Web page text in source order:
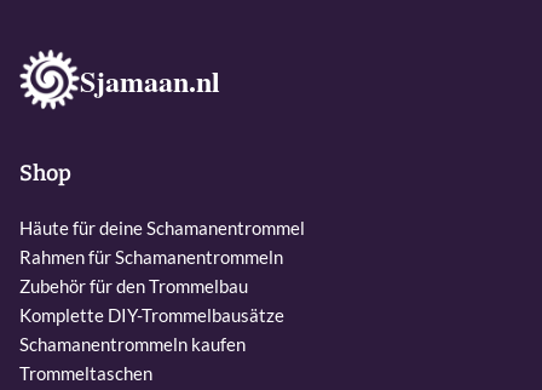
Sjamaan.nl
Shop
Häute für deine Schamanentrommel
Rahmen für Schamanentrommeln
Zubehör für den Trommelbau
Komplette DIY-Trommelbausätze
Schamanentrommeln kaufen
Trommeltaschen